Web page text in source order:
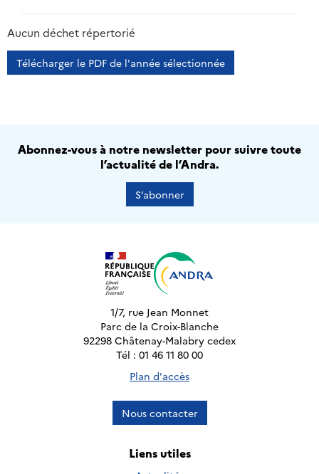
2013 2014
Aucun déchet répertorié
Télécharger le PDF de l'année sélectionnée
Abonnez-vous à notre newsletter pour suivre toute
l’actualité de l’Andra.
S’abonner
1/7, rue Jean Monnet
Parc de la Croix-Blanche
92298 Châtenay-Malabry cedex
Tél : 01 46 11 80 00
Plan d'accès
Nous contacter
Liens utiles